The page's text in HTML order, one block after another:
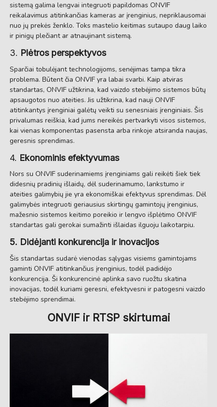
sistemą galima lengvai integruoti papildomas ONVIF
reikalavimus atitinkančias kameras ar įrenginius, nepriklausomai
nuo jų prekės ženklo. Toks mastelio keitimas sutaupo daug laiko
ir pinigų plečiant ar atnaujinant sistemą.
3. Plėtros perspektyvos
Sparčiai tobulėjant technologijoms, senėjimas tampa tikra
problema. Būtent čia ONVIF yra labai svarbi. Kaip atviras
standartas, ONVIF užtikrina, kad vaizdo stebėjimo sistemos būtų
apsaugotos nuo ateities. Jis užtikrina, kad nauji ONVIF
atitinkantys įrenginiai galėtų veikti su senesniais įrenginiais. Šis
privalumas reiškia, kad jums nereikės pertvarkyti visos sistemos,
kai vienas komponentas pasensta arba rinkoje atsiranda naujas,
geresnis sprendimas.
4. Ekonominis efektyvumas
Nors su ONVIF suderinamiems įrenginiams gali reikėti šiek tiek
didesnių pradinių išlaidų, dėl suderinamumo, lankstumo ir
ateities galimybių jie yra ekonomiškai efektyvus sprendimas. Dėl
galimybės integruoti geriausius skirtingų gamintojų įrenginius,
mažesnio sistemos keitimo poreikio ir lengvo išplėtimo ONVIF
standartas gali gerokai sumažinti išlaidas ilguoju laikotarpiu.
5. Didėjanti konkurencija ir inovacijos
Šis standartas sudarė vienodas sąlygas visiems gamintojams
gaminti ONVIF atitinkančius įrenginius, todėl padidėjo
konkurencija. Ši konkurencinė aplinka savo ruožtu skatina
inovacijas, todėl kuriami geresni, efektyvesni ir patogesni vaizdo
stebėjimo sprendimai.
ONVIF ir RTSP skirtumai